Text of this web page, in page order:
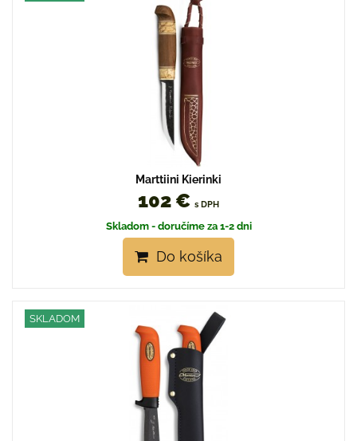
Marttiini Kierinki
102 € s DPH
Skladom - doručíme za 1-2 dni
Do košíka
SKLADOM